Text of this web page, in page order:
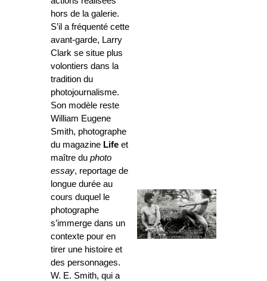
hors de la galerie.
S’il a fréquenté cette
avant-garde, Larry
Clark se situe plus
volontiers dans la
tradition du
photojournalisme.
Son modèle reste
William Eugene
Smith, photographe
du magazine Life et
maître du photo
essay, reportage de
longue durée au
cours duquel le
photographe
s’immerge dans un
contexte pour en
tirer une histoire et
des personnages.
W. E. Smith, qui a